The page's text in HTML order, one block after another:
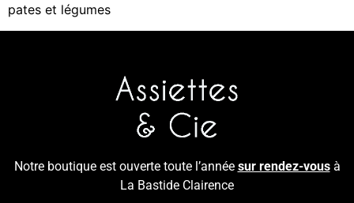
pates et légumes
Notre boutique est ouverte toute l’année sur rendez-vousà
La Bastide Clairence